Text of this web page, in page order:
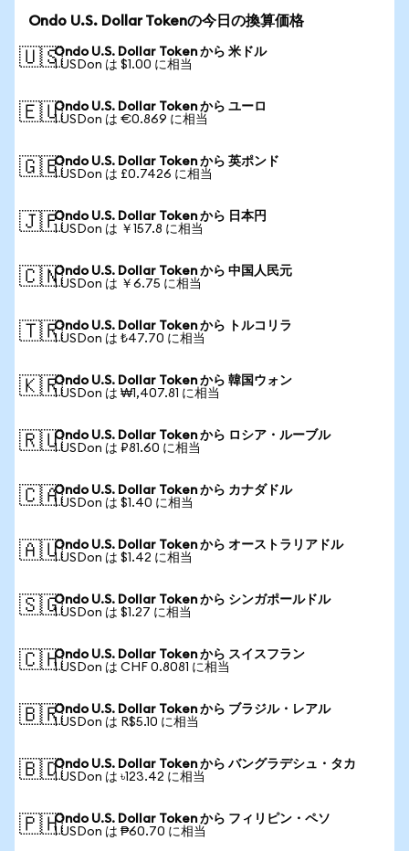
Ondo U.S. Dollar Tokenの今日の換算価格
🇺🇸Ondo U.S. Dollar Token から 米ドル
1 USDon は $1.00 に相当
🇪🇺Ondo U.S. Dollar Token から ユーロ
1 USDon は €0.869 に相当
🇬🇧Ondo U.S. Dollar Token から 英ポンド
1 USDon は £0.7426 に相当
🇯🇵Ondo U.S. Dollar Token から 日本円
1 USDon は ￥157.8 に相当
🇨🇳Ondo U.S. Dollar Token から 中国人民元
1 USDon は ￥6.75 に相当
🇹🇷Ondo U.S. Dollar Token から トルコリラ
1 USDon は ₺47.70 に相当
🇰🇷Ondo U.S. Dollar Token から 韓国ウォン
1 USDon は ₩1,407.81 に相当
🇷🇺Ondo U.S. Dollar Token から ロシア・ルーブル
1 USDon は ₽81.60 に相当
🇨🇦Ondo U.S. Dollar Token から カナダドル
1 USDon は $1.40 に相当
🇦🇺Ondo U.S. Dollar Token から オーストラリアドル
1 USDon は $1.42 に相当
🇸🇬Ondo U.S. Dollar Token から シンガポールドル
1 USDon は $1.27 に相当
🇨🇭Ondo U.S. Dollar Token から スイスフラン
1 USDon は CHF 0.8081 に相当
🇧🇷Ondo U.S. Dollar Token から ブラジル・レアル
1 USDon は R$5.10 に相当
🇧🇩Ondo U.S. Dollar Token から バングラデシュ・タカ
1 USDon は ৳123.42 に相当
🇵🇭Ondo U.S. Dollar Token から フィリピン・ペソ
1 USDon は ₱60.70 に相当